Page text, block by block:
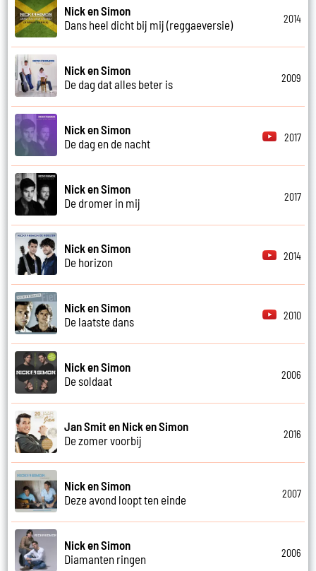
Nick en Simon
Dans heel dicht bij mij (reggaeversie)
2014
Nick en Simon
De dag dat alles beter is
2009
Nick en Simon
De dag en de nacht
2017
Nick en Simon
De dromer in mij
2017
Nick en Simon
De horizon
2014
Nick en Simon
De laatste dans
2010
Nick en Simon
De soldaat
2006
Jan Smit en Nick en Simon
De zomer voorbij
2016
Nick en Simon
Deze avond loopt ten einde
2007
Nick en Simon
Diamanten ringen
2006